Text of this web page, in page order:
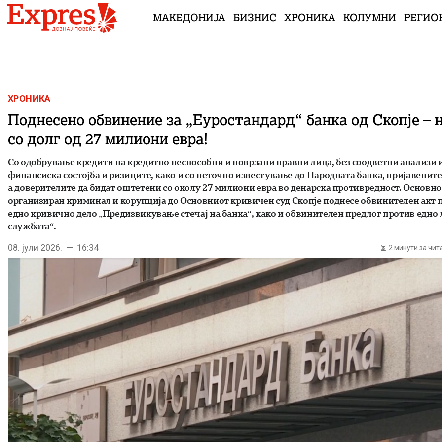
Skip to content
МАКЕДОНИЈА БИЗНИС ХРОНИКА КОЛУМНИ
ХРОНИКА
Поднесено обвинение за „Еуростандард“ банка од Скопје –
со долг од 27 милиони евра!
Со одобрување кредити на кредитно неспособни и поврзани правни лица, без соодветни
финансиска состојба и ризиците, како и со неточно известување до Народната банка,
а доверителите да бидат оштетени со околу 27 милиони евра во денарска противредност.
организиран криминал и корупција до Основниот кривичен суд Скопје поднесе обвинителен акт
едно кривично дело „Предизвикување стечај на банка“, како и обвинителен предлог против
службата“.
08. јули 2026. — 16:34 2 минути за